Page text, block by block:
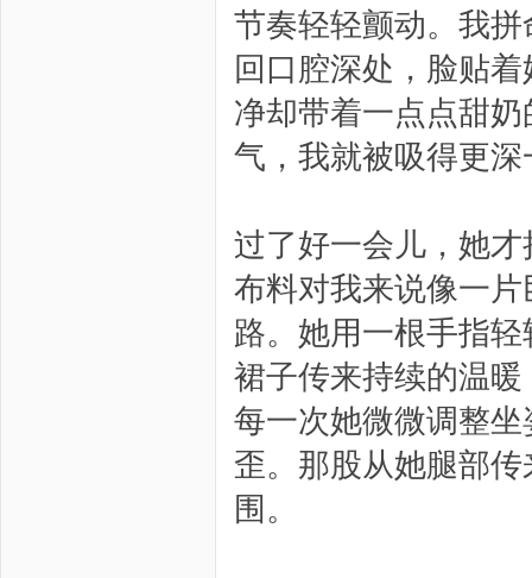
节奏轻轻颤动。我
回口腔深处，脸贴
净却带着一点点甜
气，我就被吸得更深
过了好一会儿，她
布料对我来说像一
路。她用一根手指
裙子传来持续的温
每一次她微微调整
歪。那股从她腿部
围。